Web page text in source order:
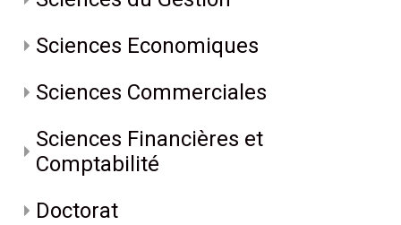
Sciences Economiques
Sciences Commerciales
Sciences Financières et
Comptabilité
Doctorat